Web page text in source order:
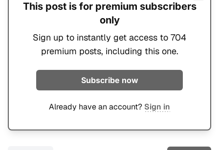
This post is for premium subscribers
only
Sign up to instantly get access to 704
premium posts, including this one.
Subscribe now
Already have an account? Sign in